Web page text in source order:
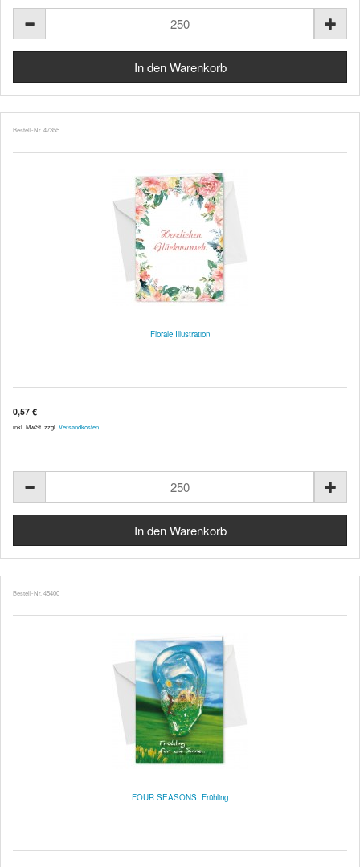
Bestell-Nr. 47355
Florale Illustration
0,57 €
inkl. MwSt. zzgl. Versandkosten
Bestell-Nr. 45400
FOUR SEASONS: Frühling